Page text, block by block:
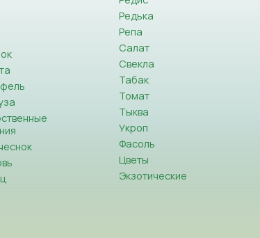
Редька
Репа
Салат
Свекла
Табак
Томат
Тыква
Укроп
Фасоль
Цветы
Экзотические